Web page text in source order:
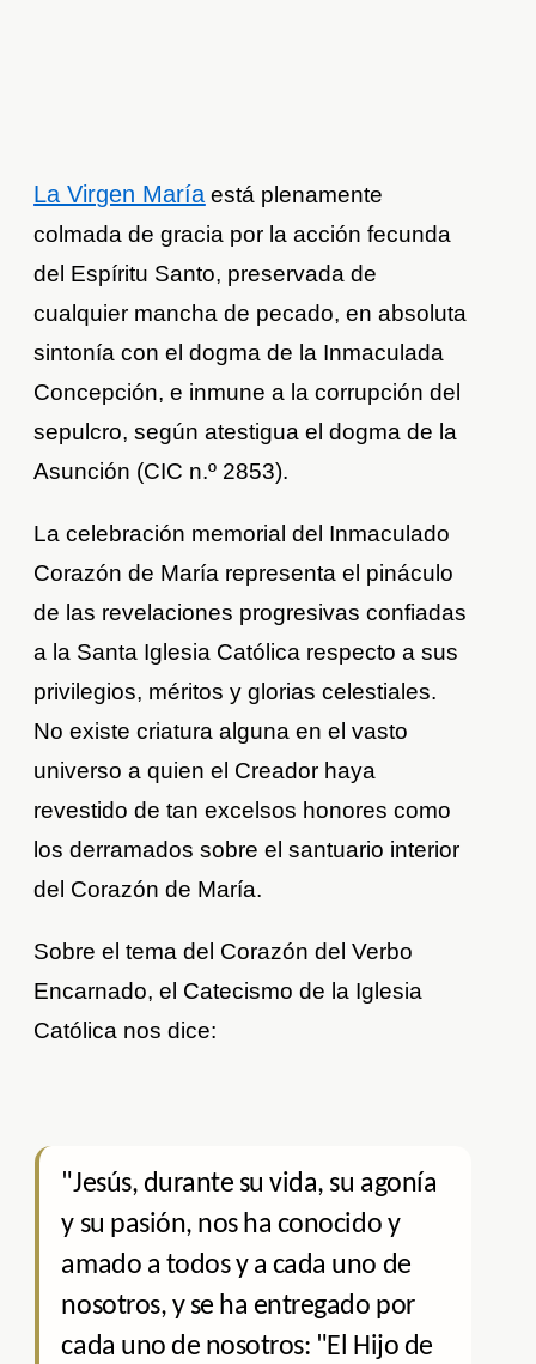
La Virgen Maríaestá plenamente
colmada de gracia por la acción fecunda
del Espíritu Santo, preservada de
cualquier mancha de pecado, en absoluta
sintonía con el dogma de la Inmaculada
Concepción, e inmune a la corrupción del
sepulcro, según atestigua el dogma de la
Asunción (CIC n.º 2853).
La celebración memorial del Inmaculado
Corazón de María representa el pináculo
de las revelaciones progresivas confiadas
a la Santa Iglesia Católica respecto a sus
privilegios, méritos y glorias celestiales.
No existe criatura alguna en el vasto
universo a quien el Creador haya
revestido de tan excelsos honores como
los derramados sobre el santuario interior
del Corazón de María.
Sobre el tema del Corazón del Verbo
Encarnado, el Catecismo de la Iglesia
Católica nos dice:
"Jesús, durante su vida, su agonía
y su pasión, nos ha conocido y
amado a todos y a cada uno de
nosotros, y se ha entregado por
cada uno de nosotros: "El Hijo de